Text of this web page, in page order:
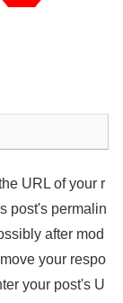
URL of your r
post's permalin
after mod
your respo
your post's U